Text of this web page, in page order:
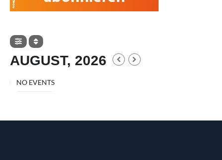
AUGUST, 2026
NO EVENTS